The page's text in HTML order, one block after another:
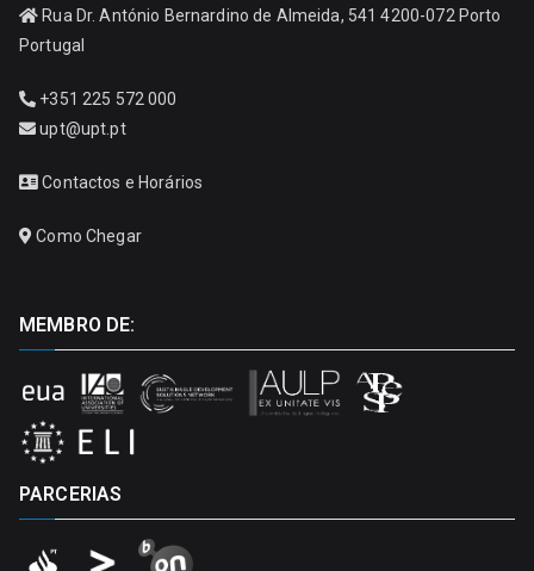
Rua Dr. António Bernardino de Almeida, 541 4200-072 Porto
Portugal
+351 225 572 000
upt@upt.pt
Contactos e Horários
Como Chegar
MEMBRO DE:
PARCERIAS